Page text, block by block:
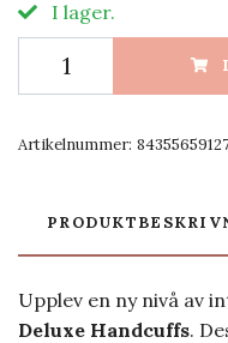
I lager.
Artikelnummer:
Upplev en ny nivå av
Deluxe Handcuffs.